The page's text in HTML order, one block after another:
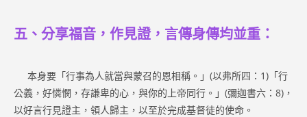
五、分享福音，作見證，言傳身傳均並重：
本身要「行事為人就當與蒙召的恩相稱。」(以弗所四：1)「行
公義，好憐憫，存謙卑的心，與你的上帝同行。」(彌迦書六：8)，
以好言行見證主，領人歸主，以至於完成基督徒的使命。